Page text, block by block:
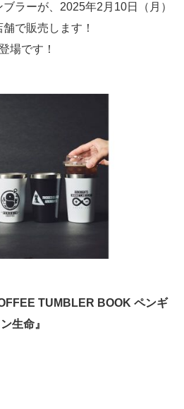
ラーが、2025年2月10日（月）
で販売します！
場です！
TUMBLER BOOK ペンギ
生命』